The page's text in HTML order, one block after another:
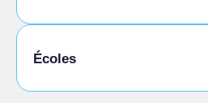
Animaux autorisés en laisse
Écoles